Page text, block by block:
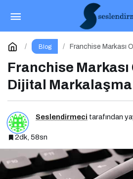
Blog
Franchise Markası
Franchise
Dijital
Seslendirmeci tarafından
2dk, 58sn
İletişim Yönetimi
Olmaz
Yorum Yap